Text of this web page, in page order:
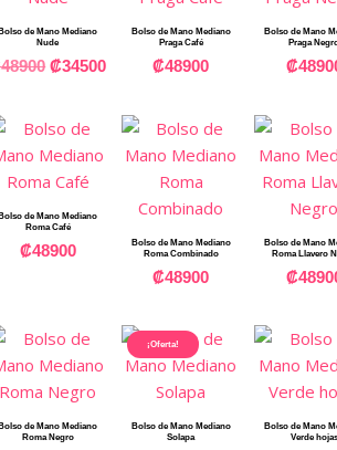
de Mano Mediano
Nude
48900 ₡34500
Bolso de Mano Mediano
Praga Café
₡48900
Bolso de Mano
Praga
₡
de Mano Mediano
Roma Café
₡48900
Bolso de Mano Mediano
Roma Combinado
₡48900
Bolso de Mano
Roma Llavero
₡
de Mano Mediano
Roma Negro
¡Oferta!
Bolso de Mano Mediano
Solapa
Bolso de Mano
Verde hojas